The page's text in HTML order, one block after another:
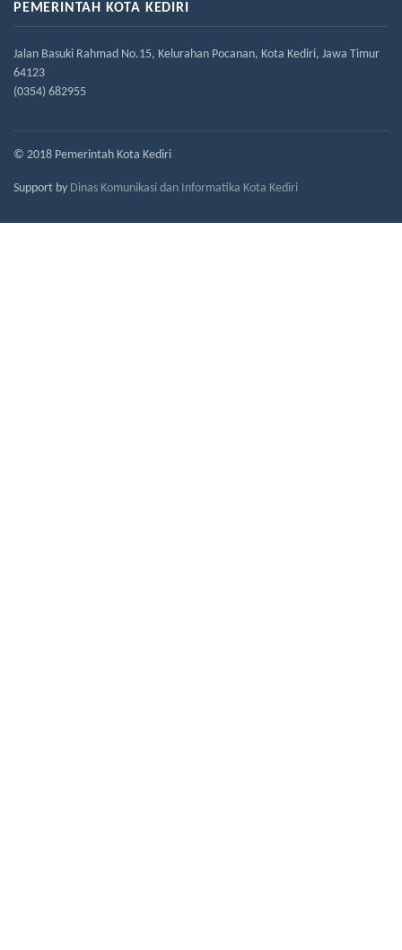
PEMERINTAH KOTA KEDIRI
Jalan Basuki Rahmad No.15, Kelurahan Pocanan, Kota Kediri, Jawa Timur
64123
(0354) 682955
© 2018 Pemerintah Kota Kediri
Support by Dinas Komunikasi dan Informatika Kota Kediri